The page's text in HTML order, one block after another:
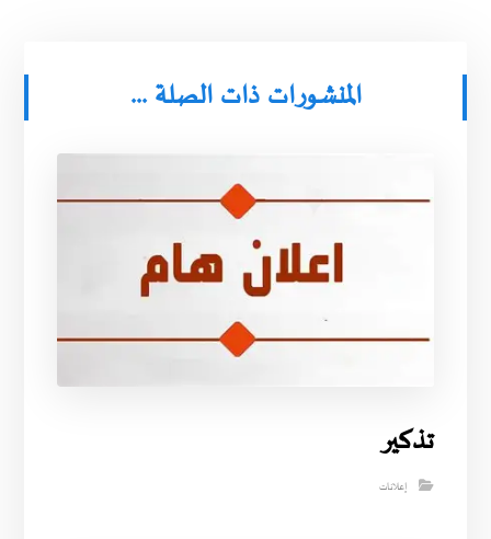
المنشورات ذات الصلة ...
تذكير
إعلانات